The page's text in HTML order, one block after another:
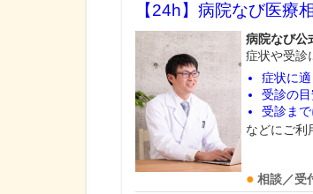
【24h】 病院なび医療
病院なび公
症状や受診
症状に
受診の
受診ま
などにご利
相談／受